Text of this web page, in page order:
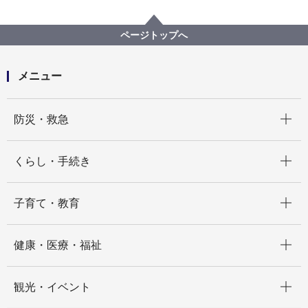
地区計画・建築協定等
港北区
C-102:綱島サスティナブル・スマートタウン地区
ページトップへ
メニュー
防災・救急
くらし・手続き
子育て・教育
健康・医療・福祉
観光・イベント